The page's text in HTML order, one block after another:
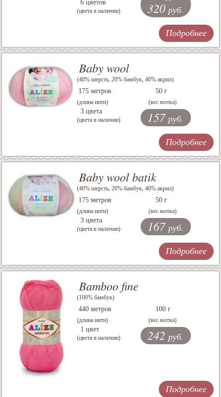
6 цветов
(цвета в наличии) 320 руб.
Подробнее
Baby wool
(40% шерсть, 20% бамбук, 40% акрил)
175 метров
(длина нити)
50 г
(вес мотка)
3 цвета
(цвета в наличии) 157 руб.
Подробнее
Baby wool batik
(40% шерсть, 20% бамбук, 40% акрил)
175 метров
(длина нити)
50 г
(вес мотка)
3 цвета
(цвета в наличии) 167 руб.
Подробнее
Bamboo fine
(100% бамбук)
440 метров
(длина нити)
100 г
(вес мотка)
1 цвет
(цвета в наличии) 242 руб.
Подробнее